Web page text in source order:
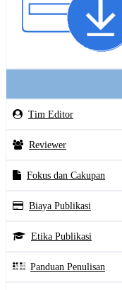
Tim Editor
Reviewer
Fokus dan Cakupan
Biaya Publikasi
Etika Publikasi
Panduan Penulisan